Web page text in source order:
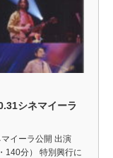
シネマイーラ
イーラ公開 出演
分） 特別興行に